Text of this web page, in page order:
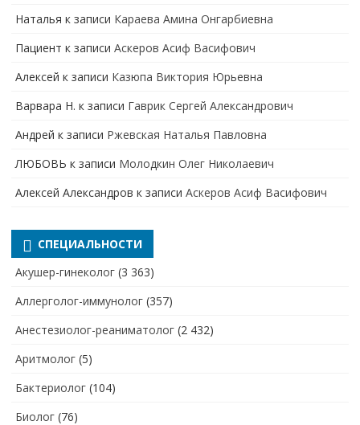
Наталья к записи Караева Амина Онгарбиевна
Пациент к записи Аскеров Асиф Васифович
Алексей к записи Казюпа Виктория Юрьевна
Варвара Н. к записи Гаврик Сергей Александрович
Андрей к записи Ржевская Наталья Павловна
ЛЮБОВЬ к записи Молодкин Олег Николаевич
Алексей Александров к записи Аскеров Асиф Васифович
СПЕЦИАЛЬНОСТИ
Акушер-гинеколог (3 363)
Аллерголог-иммунолог (357)
Анестезиолог-реаниматолог (2 432)
Аритмолог (5)
Бактериолог (104)
Биолог (76)